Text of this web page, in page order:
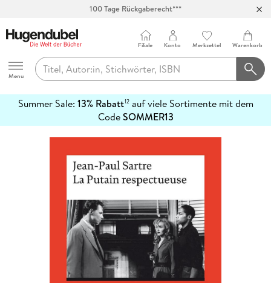
100 Tage Rückgaberecht***
Hugendubel
Menu
Filiale Konto Merkzettel Warenkorb
Summer Sale: 13% Rabatt12auf viele Sortimente mit dem
CodeSOMMER13
erfahren